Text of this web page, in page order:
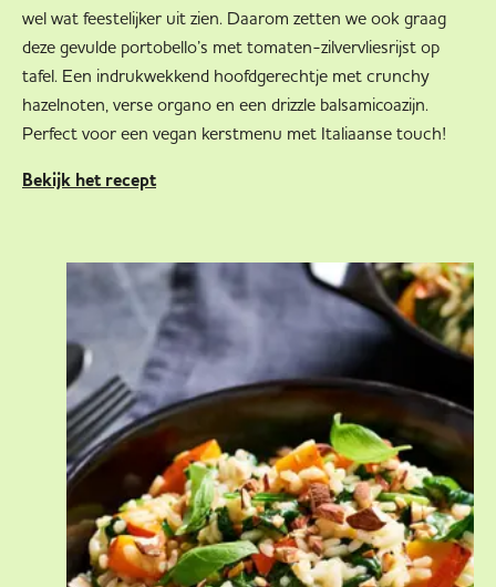
wel wat feestelijker uit zien. Daarom zetten we ook graag
deze gevulde portobello’s met tomaten-zilvervliesrijst op
tafel. Een indrukwekkend hoofdgerechtje met crunchy
hazelnoten, verse organo en een drizzle balsamicoazijn.
Perfect voor een vegan kerstmenu met Italiaanse touch!
Bekijk het recept